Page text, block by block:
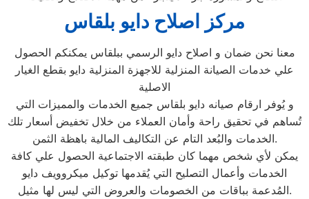
مركز اصلاح دايو بلقاس
معنا نحن ضمان و اصلاح دايو الرسمي ببلقاس يمكنكم الحصول
علي خدمات الصيانة المنزلية للاجهزة المنزلية دايو بقطع الغيار
الاصلية
و يُوفر ارقام صيانه دايو بلقاس جميع الخدمات والمميزات التي
تُساهم في تحقيق راحة وأمان العملاء من خلال تخفيض أسعار تلك
الخدمات والبُعد التام عن التكاليف المالية باهظة الثمن.
يمكن لأي شخص مهما كان طبقته الاجتماعية الحصول علي كافة
الخدمات وأعمال التصليح التي يُقدمها توكيل ميكروويف دايو
المُدعمة بباقات من الخصومات والعروض التي ليس لها مثيل.